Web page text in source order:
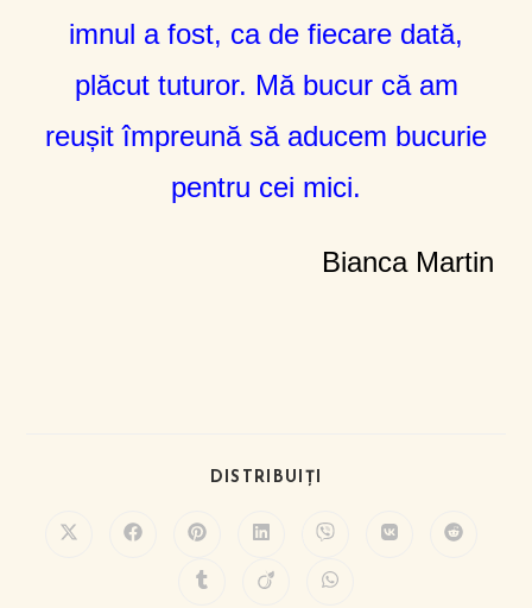
imnul a fost, ca de fiecare dată,
plăcut tuturor. Mă bucur că am
reușit împreună să aducem bucurie
pentru cei mici.
Bianca Martin
DISTRIBUIȚI